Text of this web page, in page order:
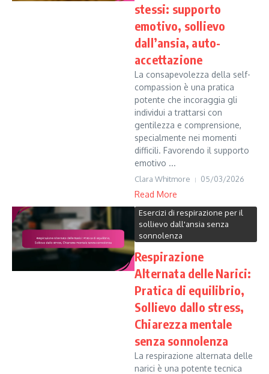
stessi: supporto
emotivo, sollievo
dall’ansia, auto-
accettazione
La consapevolezza della self-
compassion è una pratica
potente che incoraggia gli
individui a trattarsi con
gentilezza e comprensione,
specialmente nei momenti
difficili. Favorendo il supporto
emotivo ...
Clara Whitmore 05/03/2026
Read More
Esercizi di respirazione per il
sollievo dall'ansia senza
sonnolenza
Respirazione
Alternata delle Narici:
Pratica di equilibrio,
Sollievo dallo stress,
Chiarezza mentale
senza sonnolenza
La respirazione alternata delle
narici è una potente tecnica